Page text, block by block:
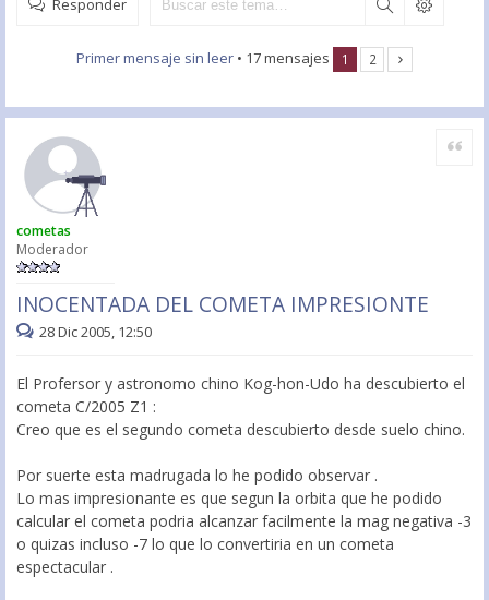
Responder
Primer mensaje sin leer • 17 mensajes 1 2
cometas
Moderador
INOCENTADA DEL COMETA IMPRESIONTE
Citar
28 Dic 2005, 12:50
El Profersor y astronomo chino Kog-hon-Udo ha descubierto el
cometa C/2005 Z1 :
Creo que es el segundo cometa descubierto desde suelo chino.
Por suerte esta madrugada lo he podido observar .
Lo mas impresionante es que segun la orbita que he podido
calcular el cometa podria alcanzar facilmente la mag negativa -3
o quizas incluso -7 lo que lo convertiria en un cometa
espectacular .